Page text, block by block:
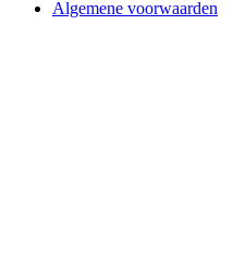
Algemene voorwaarden